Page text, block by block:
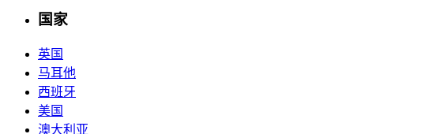
国家
英国
马耳他
西班牙
美国
澳大利亚